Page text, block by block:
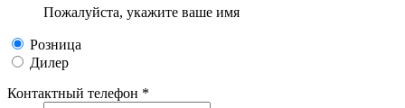
Пожалуйста, укажите ваше имя
Розница
Дилер
Контактный телефон *